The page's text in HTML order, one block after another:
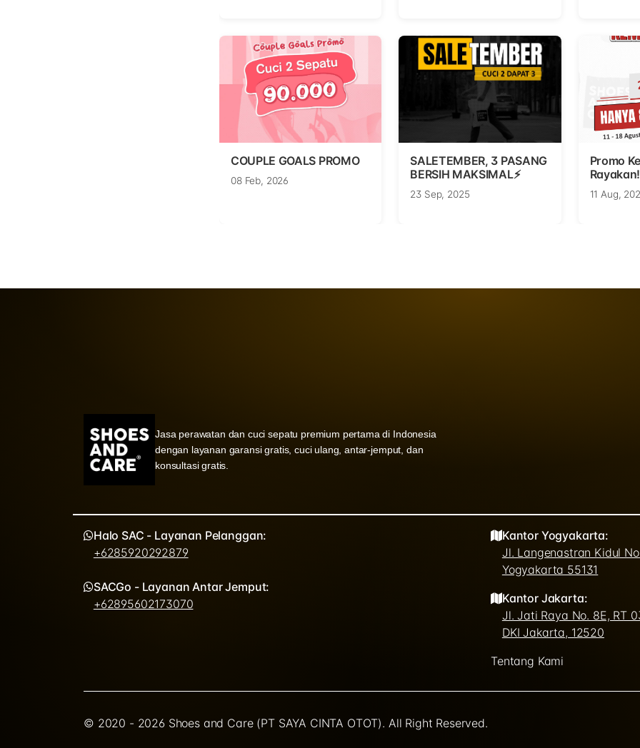
COUPLE GOALS PROMO
08 Feb, 2026
SALETEMBER, 3 PASANG
BERSIH MAKSIMAL⚡
23 Sep, 2025
Promo
11 Aug,
Jasa perawatan dan cuci sepatu premium pertama di Indonesia
dengan layanan garansi gratis, cuci ulang, antar-jemput, dan
konsultasi gratis.
Halo SAC - Layanan Pelanggan:
+6285920292879
SACGo - Layanan Antar Jemput:
+62895602173070
Kantor Yogyakarta:
Jl. Langenastran Kidul
Yogyakarta 55131
Kantor Jakarta:
Jl. Jati Raya No. 8E, RT
DKI Jakarta, 12520
Tentang Kami
© 2020 - 2026 Shoes and Care (PT SAYA CINTA OTOT). All Right Reserved.